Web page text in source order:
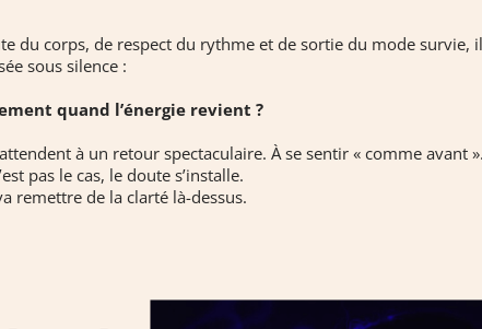
du corps, de respect du rythme et de sortie du mode survie,
sous silence :
quand l’énergie revient ?
à un retour spectaculaire. À se sentir « comme avant
pas le cas, le doute s’installe.
remettre de la clarté là-dessus.